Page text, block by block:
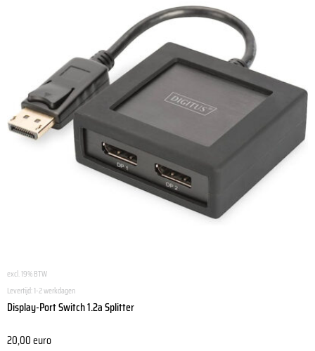
excl. 19% BTW
Levertijd:1-2 werkdagen
Display-Port Switch 1.2a Splitter
20,00euro